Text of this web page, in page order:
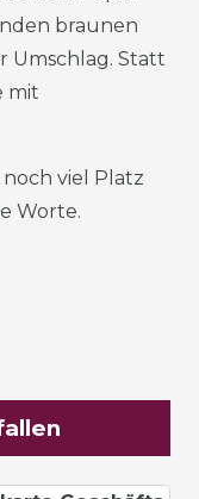
braunen
Umschlag. Statt
mit
viel Platz
Worte.